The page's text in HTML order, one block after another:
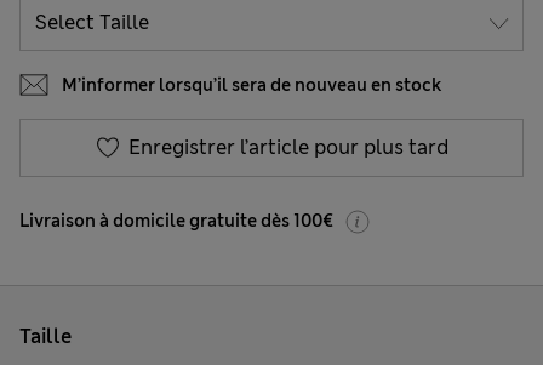
M’informer lorsqu’il sera de nouveau en stock
Enregistrer l’article pour plus tard
Livraison à domicile gratuite dès 100€
Taille